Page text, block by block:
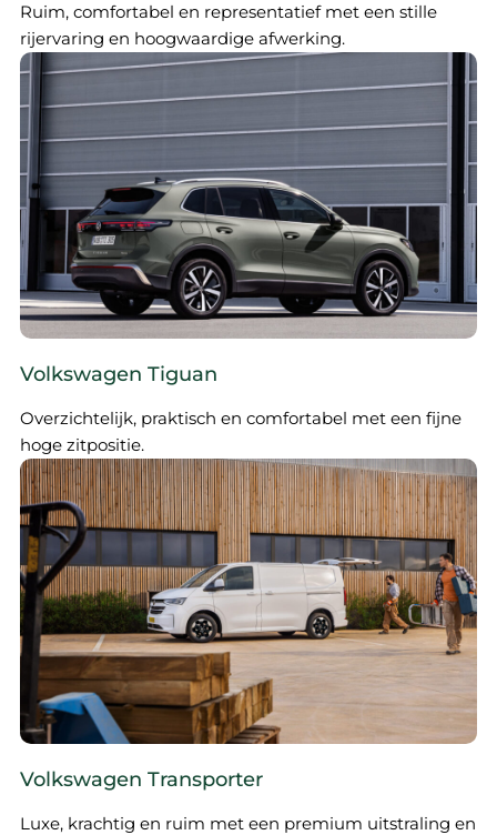
Ruim, comfortabel en representatief met een stille
rijervaring en hoogwaardige afwerking.
Volkswagen Tiguan
Overzichtelijk, praktisch en comfortabel met een fijne
hoge zitpositie.
Volkswagen Transporter
Luxe, krachtig en ruim met een premium uitstraling en